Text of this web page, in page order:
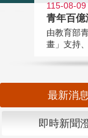
115-08-09
青年百億
由教育部
畫」支持
最新消息
即時新聞